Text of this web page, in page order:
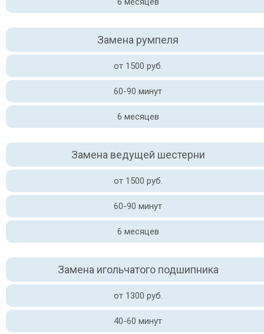
Замена румпеля
от 1500 руб.
60-90 минут
6 месяцев
Замена ведущей шестерни
от 1500 руб.
60-90 минут
6 месяцев
Замена игольчатого подшипника
от 1300 руб.
40-60 минут